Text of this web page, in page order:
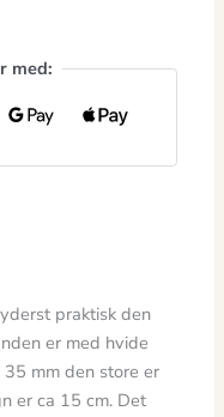
med:
praktisk den
er med hvide
mm den store er
er ca 15 cm. Det